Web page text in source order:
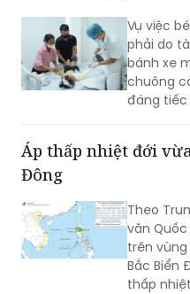
Vụ việc
phải do
bánh xe
chuông
đáng tiếc
Áp thấp nhiệt đới
Đông
Theo
văn
trên
Bắc Biển
thấp